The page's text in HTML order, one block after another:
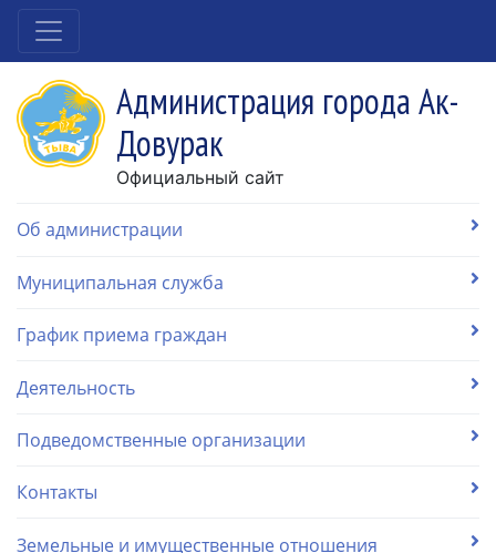
Администрация города Ак-
Довурак
Официальный сайт
Об администрации
Муниципальная служба
График приема граждан
Деятельность
Подведомственные организации
Контакты
Земельные и имущественные отношения